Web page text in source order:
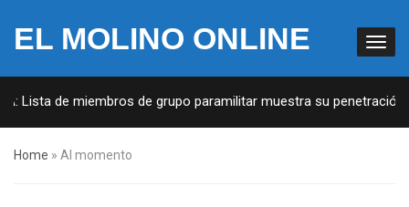
EL MOLINO ONLINE
de miembros de grupo paramilitar muestra su penetración
Home » Al momento